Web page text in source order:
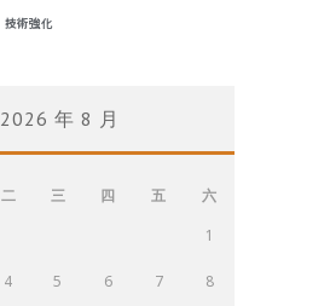
2026 年 8 月
二 三 四 五
六
1
4 5 6 7 8